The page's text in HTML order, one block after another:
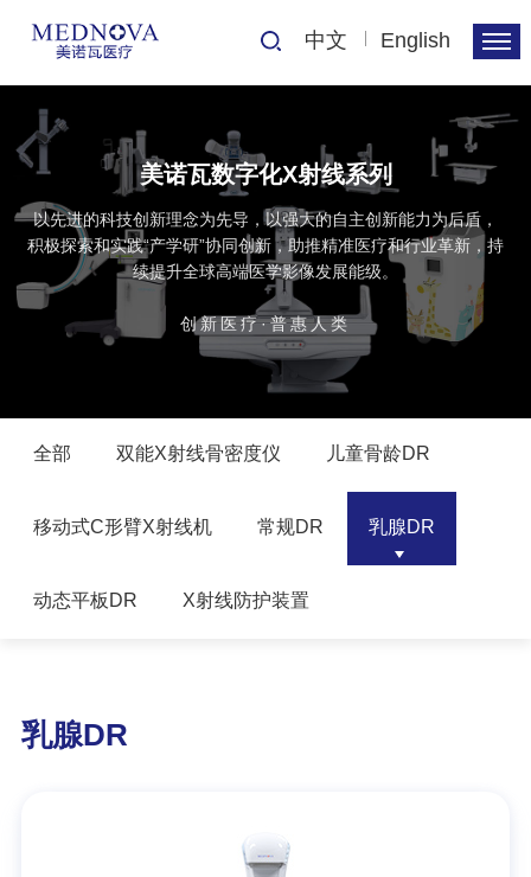
中文 English
美诺瓦数字化X射线系列
以先进的科技创新理念为先导，以强大的自主创新能力为后盾，
积极探索和实践“产学研”协同创新，助推精准医疗和行业革新，持
续提升全球高端医学影像发展能级。
创新医疗·普惠人类
全部 双能X射线骨密度仪 儿童骨龄DR
移动式C形臂X射线机 常规DR 乳腺DR
动态平板DR X射线防护装置
乳腺DR